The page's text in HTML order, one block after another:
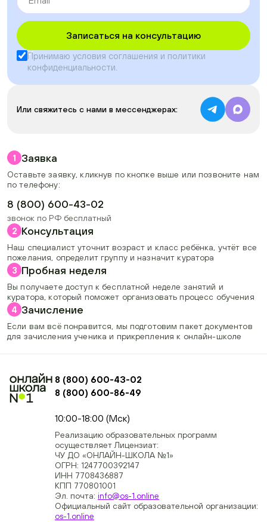
Записаться на консультацию
Принимаю условия соглашения и политики
конфиденциальности.
Или свяжитесь с нами в мессенджерах:
1 Заявка
Оставьте заявку, кликнув по кнопке выше или позвоните нам
по телефону:
8 (800) 600-43-02
звонок по РФ бесплатный
2 Консультация
Наш специалист уточнит возраст и класс ребёнка, учтёт все
пожелания, определит группу и назначит куратора
3 Пробная неделя
Вы получаете доступ к бесплатной неделе занятий и
куратора, который поможет организовать процесс обучения
4 Зачисление
Если вам всё понравится, мы подготовим пакет документов
для зачисления ученика и прикрепления к онлайн-школе
8 (800) 600-43-02
8 (800) 600-86-49
10:00-18:00 (Мск)
Реализацию образовательных программ
осуществляет Лицензиат:
ЧУ ДО «ОНЛАЙН-ШКОЛА №1»
ОГРН: 1247700392147
ИНН 7708436887
КПП 770801001
Эл. почта: info@os-1.online
Официальный сайт образовательной организации:
os-1.online